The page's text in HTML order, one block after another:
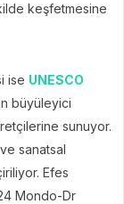
keşfetmesine
ise UNESCO
büyüleyici
sunuyor.
sanatsal
Efes
Mondo-Dr